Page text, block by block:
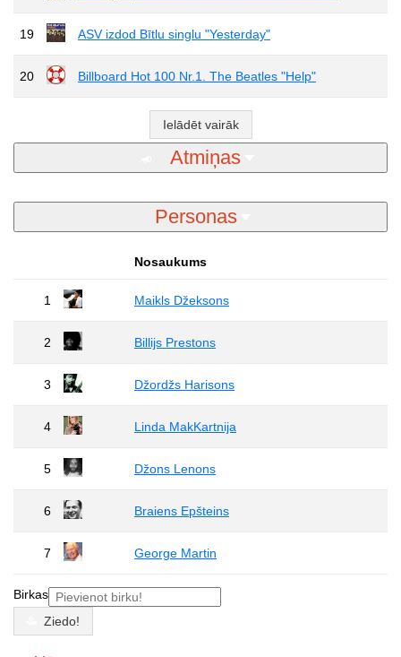
19 ASV izdod Bītlu singlu "Yesterday"
20 Billboard Hot 100 Nr.1. The Beatles "Help"
Ielādēt vairāk
Atmiņas
Personas
Nosaukums
1 Maikls Džeksons
2 Billijs Prestons
3 Džordžs Harisons
4 Linda MakKartnija
5 Džons Lenons
6 Braiens Epšteins
7 George Martin
Birkas
Ziedo!